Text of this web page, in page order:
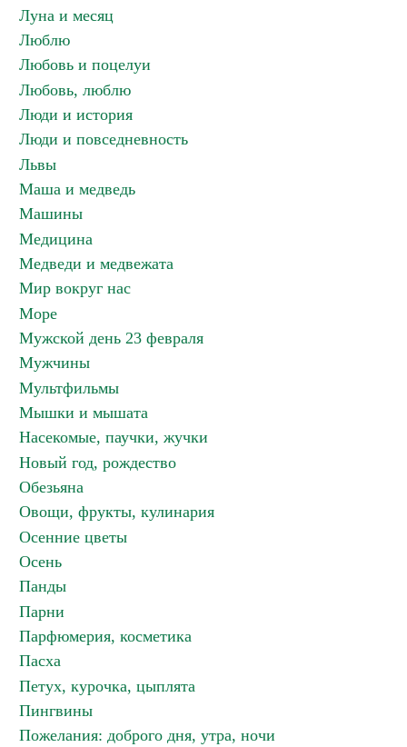
Луна и месяц
Люблю
Любовь и поцелуи
Любовь, люблю
Люди и история
Люди и повседневность
Львы
Маша и медведь
Машины
Медицина
Медведи и медвежата
Мир вокруг нас
Море
Мужской день 23 февраля
Мужчины
Мультфильмы
Мышки и мышата
Насекомые, паучки, жучки
Новый год, рождество
Обезьяна
Овощи, фрукты, кулинария
Осенние цветы
Осень
Панды
Парни
Парфюмерия, косметика
Пасха
Петух, курочка, цыплята
Пингвины
Пожелания: доброго дня, утра, ночи